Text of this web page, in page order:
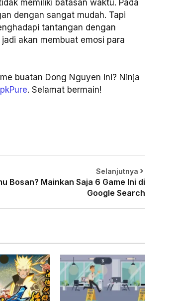
memiliki batasan waktu. Pada
dengan sangat mudah. Tapi
tantangan dengan
akan membuat emosi para
buatan Dong Nguyen ini? Ninja
. Selamat bermain!
Selanjutnya
Bosan? Mainkan Saja 6 Game Ini di
Google Search